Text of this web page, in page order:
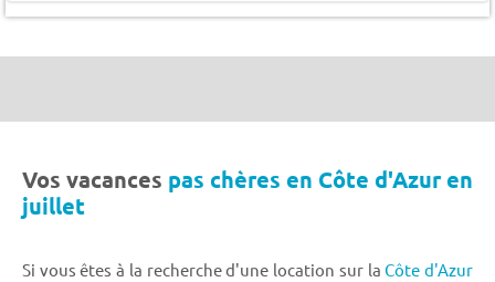
Vos vacances pas chères en Côte d'Azur en
juillet
Si vous êtes à la recherche d'une location sur laCôte d'Azur